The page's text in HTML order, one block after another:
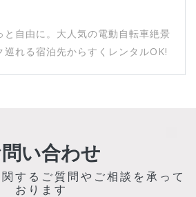
と自由に。大人気の電動自転車絶景
巡れる宿泊先からすくレンタルOK!
い合わせ
するご質問やご相談を承って
おります